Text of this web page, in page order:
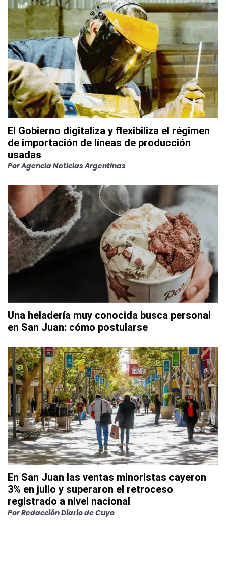
El Gobierno digitaliza y flexibiliza el régimen
de importación de líneas de producción
usadas
PorAgencia Noticias Argentinas
Una heladería muy conocida busca personal
en San Juan: cómo postularse
En San Juan las ventas minoristas cayeron
3% en julio y superaron el retroceso
registrado a nivel nacional
PorRedacción Diario de Cuyo